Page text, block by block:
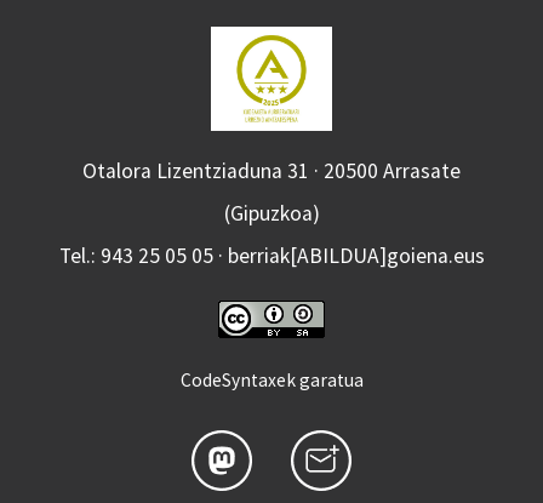
Otalora Lizentziaduna 31 · 20500 Arrasate
(Gipuzkoa)
Tel.: 943 25 05 05 · berriak[ABILDUA]goiena.eus
CodeSyntaxek garatua